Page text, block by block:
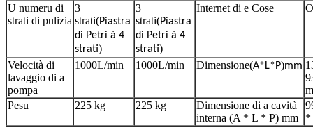
U numeru di
strati di pulizia
3
strati(Piastra
di Petri à 4
strati)
3
strati(Piastra
di Petri à 4
strati)
Internet di e Cose
Velocità di
lavaggio di a
pompa
1000L/min 1000L/min Dimensione(A*L*P)mm
Pesu
225 kg 225 kg
Dimensione di a cavità
interna (A * L * P) mm
*